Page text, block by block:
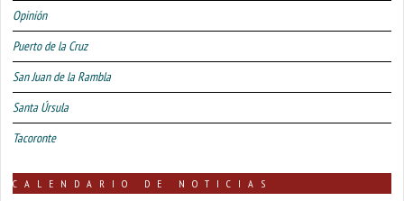
Opinión
Puerto de la Cruz
San Juan de la Rambla
Santa Úrsula
Tacoronte
CALENDARIO DE NOTICIAS